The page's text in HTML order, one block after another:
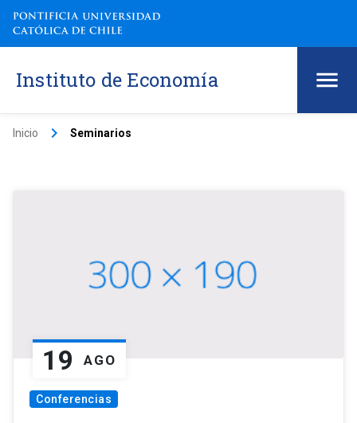
Instituto de Economía
Inicio keyboard_arrow_right Seminarios
19 AGO
Conferencias